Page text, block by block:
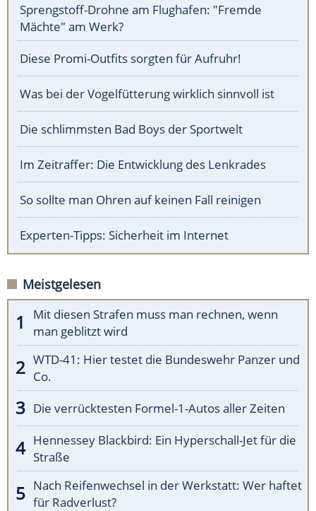
Sprengstoff-Drohne am Flughafen: "Fremde
Mächte" am Werk?
Diese Promi-Outfits sorgten für Aufruhr!
Was bei der Vogelfütterung wirklich sinnvoll ist
Die schlimmsten Bad Boys der Sportwelt
Im Zeitraffer: Die Entwicklung des Lenkrades
So sollte man Ohren auf keinen Fall reinigen
Experten-Tipps: Sicherheit im Internet
Meistgelesen
Mit diesen Strafen muss man rechnen, wenn
man geblitzt wird
WTD-41: Hier testet die Bundeswehr Panzer und
Co.
Die verrücktesten Formel-1-Autos aller Zeiten
Hennessey Blackbird: Ein Hyperschall-Jet für die
Straße
Nach Reifenwechsel in der Werkstatt: Wer haftet
für Radverlust?